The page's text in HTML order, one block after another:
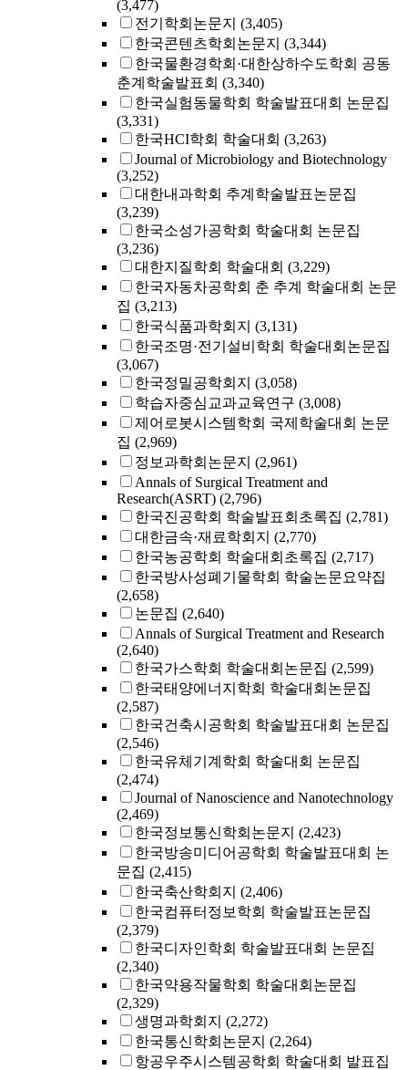
(3,477)
전기학회논문지 (3,405)
한국콘텐츠학회논문지 (3,344)
한국물환경학회·대한상하수도학회 공동
춘계학술발표회 (3,340)
한국실험동물학회 학술발표대회 논문집
(3,331)
한국HCI학회 학술대회 (3,263)
Journal of Microbiology and Biotechnology
(3,252)
대한내과학회 추계학술발표논문집
(3,239)
한국소성가공학회 학술대회 논문집
(3,236)
대한지질학회 학술대회 (3,229)
한국자동차공학회 춘 추계 학술대회 논문
집 (3,213)
한국식품과학회지 (3,131)
한국조명·전기설비학회 학술대회논문집
(3,067)
한국정밀공학회지 (3,058)
학습자중심교과교육연구 (3,008)
제어로봇시스템학회 국제학술대회 논문
집 (2,969)
정보과학회논문지 (2,961)
Annals of Surgical Treatment and
Research(ASRT) (2,796)
한국진공학회 학술발표회초록집 (2,781)
대한금속·재료학회지 (2,770)
한국농공학회 학술대회초록집 (2,717)
한국방사성폐기물학회 학술논문요약집
(2,658)
논문집 (2,640)
Annals of Surgical Treatment and Research
(2,640)
한국가스학회 학술대회논문집 (2,599)
한국태양에너지학회 학술대회논문집
(2,587)
한국건축시공학회 학술발표대회 논문집
(2,546)
한국유체기계학회 학술대회 논문집
(2,474)
Journal of Nanoscience and Nanotechnology
(2,469)
한국정보통신학회논문지 (2,423)
한국방송미디어공학회 학술발표대회 논
문집 (2,415)
한국축산학회지 (2,406)
한국컴퓨터정보학회 학술발표논문집
(2,379)
한국디자인학회 학술발표대회 논문집
(2,340)
한국약용작물학회 학술대회논문집
(2,329)
생명과학회지 (2,272)
한국통신학회논문지 (2,264)
항공우주시스템공학회 학술대회 발표집